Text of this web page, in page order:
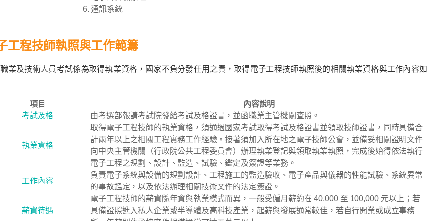
通訊系統
工程技師執照與工作範籌
業及技術人員考試係為取得執業資格，國家不負分發任用之責，取得電子工程技師執照後的相關執業資格與工作內容如
項目
內容說明
考試及格
由考選部報請考試院發給考試及格證書，並函職業主管機關查照。
執業資格
取得電子工程技師的執業資格，須通過國家考試取得考試及格證書並領取技師證書，同時具備合
計兩年以上之相關工程實務工作經驗。接著須加入所在地之電子技師公會，並備妥相關證明文件
向中央主管機關（行政院公共工程委員會）辦理執業登記與領取執業執照，完成後始得依法執行
電子工程之規劃、設計、監造、試驗、鑑定及簽證等業務。
工作內容
負責電子系統與設備的規劃設計、工程施工的監造驗收、電子產品與儀器的性能試驗、系統異常
的事故鑑定，以及依法辦理相關技術文件的法定簽證。
薪資待遇
電子工程技師的薪資隨年資與執業模式而異，一般受僱月薪約在 40,000 至 100,000 元以上；若
具備證照進入私人企業或半導體及高科技產業，起薪與發展通常較佳，若自行開業或成立事務